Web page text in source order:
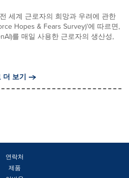
세계 근로자의 희망과 우려에 관한
Hopes & Fears Survey)'에 따르면,
를 매일 사용한 근로자의 생산성,
더 보기
연락처
제품